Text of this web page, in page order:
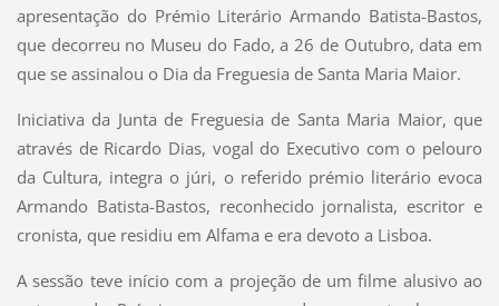
apresentação do Prémio Literário Armando Batista-Bastos,
que decorreu no Museu do Fado, a 26 de Outubro, data em
que se assinalou o Dia da Freguesia de Santa Maria Maior.
Iniciativa da Junta de Freguesia de Santa Maria Maior, que
através de Ricardo Dias, vogal do Executivo com o pelouro
da Cultura, integra o júri, o referido prémio literário evoca
Armando Batista-Bastos, reconhecido jornalista, escritor e
cronista, que residiu em Alfama e era devoto a Lisboa.
A sessão teve início com a projeção de um filme alusivo ao